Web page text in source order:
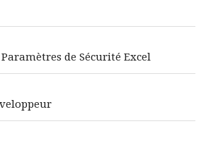
de Sécurité Excel